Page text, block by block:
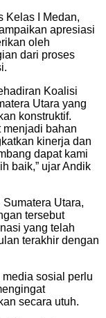
Kelas I Medan,
apresiasi
oleh
dari proses
Koalisi
Utara yang
konstruktif.
menjadi bahan
kinerja dan
dapat kami
baik,” ujar Andik
Utara,
tersebut
yang telah
terakhir dengan
sosial perlu
secara utuh.